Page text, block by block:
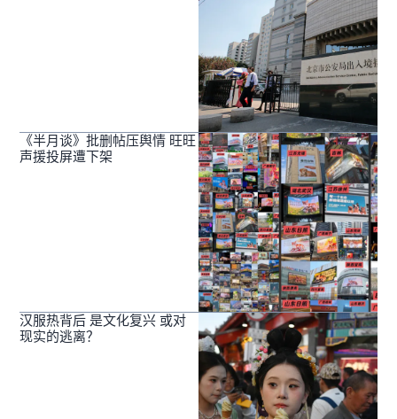
《半月谈》批删帖压舆情 旺旺
声援投屏遭下架
汉服热背后 是文化复兴 或对
现实的逃离？